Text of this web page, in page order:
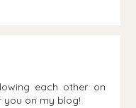
each other on
you on my blog!